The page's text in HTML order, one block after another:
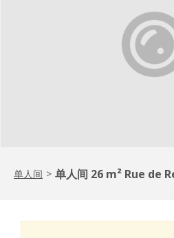
单人间 > 单人间 26 m² Rue de